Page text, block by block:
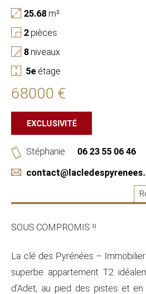
25.68m²
2pièces
8niveaux
5e étage
68000 €
EXCLUSIVITÉ
Stéphanie
06 23 55 06 46
SOUS COMPROMIS !!
La clé des Pyrénées –
superbe appartement T2
d’Adet, au pied des pistes et